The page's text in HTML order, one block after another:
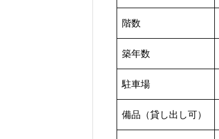
階数
築年数
駐車場
備品（貸し出し可）